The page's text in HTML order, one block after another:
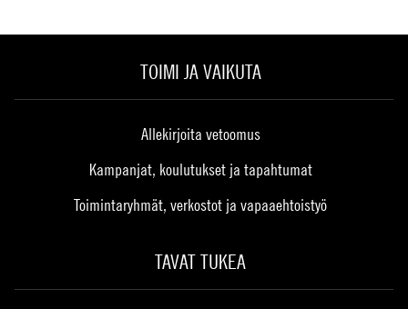
TOIMI JA VAIKUTA
Allekirjoita vetoomus
Kampanjat, koulutukset ja tapahtumat
Toimintaryhmät, verkostot ja vapaaehtoistyö
TAVAT TUKEA